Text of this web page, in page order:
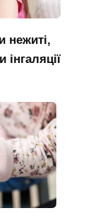
нежиті,